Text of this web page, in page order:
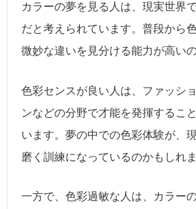
カラーの夢を見る人は、現実世界
だと考えられています。普段から
微妙な違いを見分ける能力が高い
色彩センスが良い人は、ファッシ
ンなどの分野で才能を発揮するこ
います。夢の中での色彩体験が、
磨く訓練になっているのかもしれま
一方で、色彩過敏な人は、カラー